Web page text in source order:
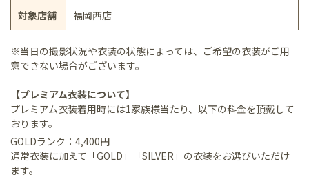
対象店舗 福岡西店
※当日の撮影状況や衣装の状態によっては、ご希望の衣装がご用
意できない場合がございます。
【プレミアム衣装について】
プレミアム衣装着用時には1家族様当たり、以下の料金を頂戴して
おります。
GOLDランク：4,400円
通常衣装に加えて「GOLD」「SILVER」の衣装をお選びいただけ
ます。